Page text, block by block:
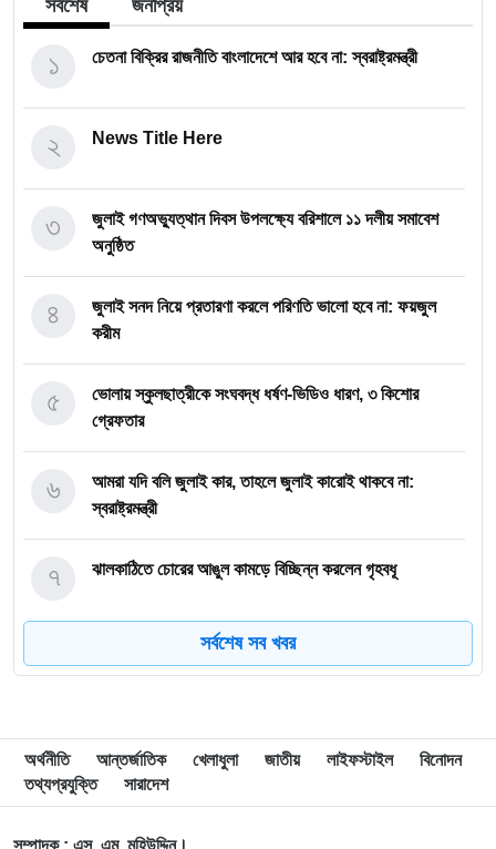
সর্বশেষ জনপ্রিয়
চেতনা বিক্রির রাজনীতি বাংলাদেশে আর হবে না: স্বরাষ্ট্রমন্ত্রী
১
News Title Here
২
জুলাই গণঅভ্যুত্থান দিবস উপলক্ষ্যে বরিশালে ১১ দলীয় সমাবেশ
অনুষ্ঠিত
৩
জুলাই সনদ নিয়ে প্রতারণা করলে পরিণতি ভালো হবে না: ফয়জুল
করীম
৪
ভোলায় স্কুলছাত্রীকে সংঘবদ্ধ ধর্ষণ-ভিডিও ধারণ, ৩ কিশোর
গ্রেফতার
৫
আমরা যদি বলি জুলাই কার, তাহলে জুলাই কারোই থাকবে না:
স্বরাষ্ট্রমন্ত্রী
৬
ঝালকাঠিতে চোরের আঙুল কামড়ে বিচ্ছিন্ন করলেন গৃহবধূ
৭
ছাত্রকে দিয়ে এইচএসসির খাতা মূল্যায়নের অভিযাগে শিক্ষক বরখাস্ত
৮
৯
বিএম কলেজে নানা আয়োজনে পালিত হলো জুলাই গণঅভ্যুত্থান
দিবস
সর্বশেষ সব খবর
অর্থনীতি আন্তর্জাতিক খেলাধুলা জাতীয় লাইফস্টাইল
বিনোদন
তথ্যপ্রযুক্তি
সারাদেশ
সম্পাদক : এস. এম. মহিউদ্দিন।